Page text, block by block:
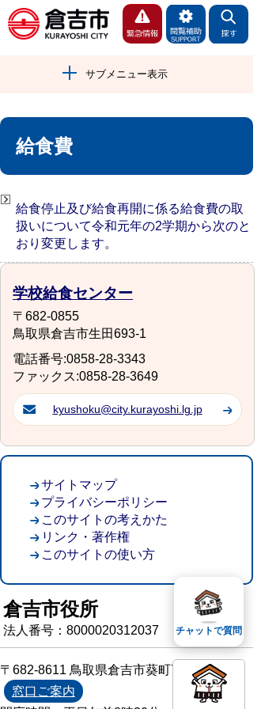
サブメニュー表示
給食費
給食停止及び給食再開に係る給食費の取
扱いについて令和元年の2学期から次のと
おり変更します。
学校給食センター
〒682-0855
鳥取県倉吉市生田693-1
電話番号:0858-28-3343
ファックス:0858-28-3649
kyushoku@city.kurayoshi.lg.jp
サイトマップ
プライバシーポリシー
このサイトの考えかた
リンク・著作権
このサイトの使い方
倉吉市役所
法人番号：8000020312037
〒682-8611 鳥取県倉吉市葵町722
窓口ご案内
チャットで質問